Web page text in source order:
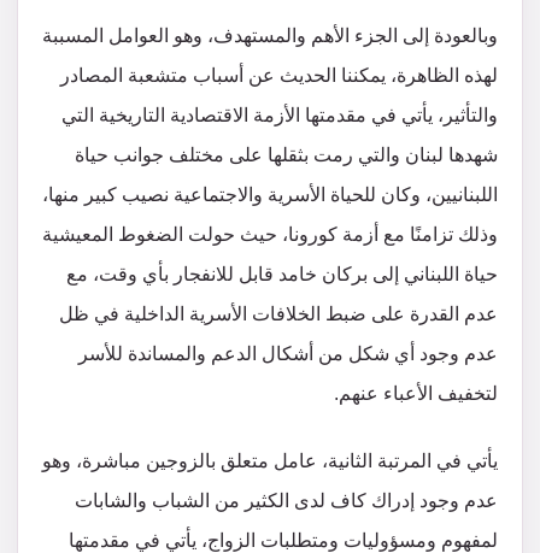
وبالعودة إلى الجزء الأهم والمستهدف، وهو العوامل المسببة
لهذه الظاهرة، يمكننا الحديث عن أسباب متشعبة المصادر
والتأثير، يأتي في مقدمتها الأزمة الاقتصادية التاريخية التي
شهدها لبنان والتي رمت بثقلها على مختلف جوانب حياة
اللبنانيين، وكان للحياة الأسرية والاجتماعية نصيب كبير منها،
وذلك تزامنًا مع أزمة كورونا، حيث حولت الضغوط المعيشية
حياة اللبناني إلى بركان خامد قابل للانفجار بأي وقت، مع
عدم القدرة على ضبط الخلافات الأسرية الداخلية في ظل
عدم وجود أي شكل من أشكال الدعم والمساندة للأسر
لتخفيف الأعباء عنهم.
يأتي في المرتبة الثانية، عامل متعلق بالزوجين مباشرة، وهو
عدم وجود إدراك كاف لدى الكثير من الشباب والشابات
لمفهوم ومسؤوليات ومتطلبات الزواج، يأتي في مقدمتها